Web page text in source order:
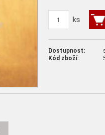
ks
Dostupnost:
Kód zboží: